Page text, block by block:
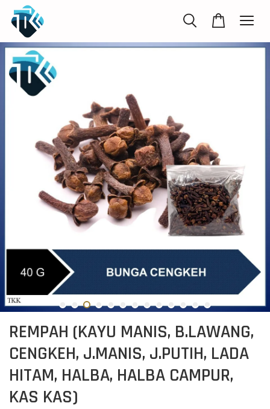
REMPAH (KAYU MANIS, B.LAWANG,
CENGKEH, J.MANIS, J.PUTIH, LADA
HITAM, HALBA, HALBA CAMPUR,
KAS KAS)